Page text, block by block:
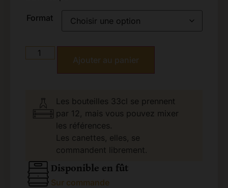
Format
Ajouter au panier
Les bouteilles 33cl se prennent
par 12, mais vous pouvez mixer
les références.
Les canettes, elles, se
commandent librement.
Disponible en fût
Sur commande